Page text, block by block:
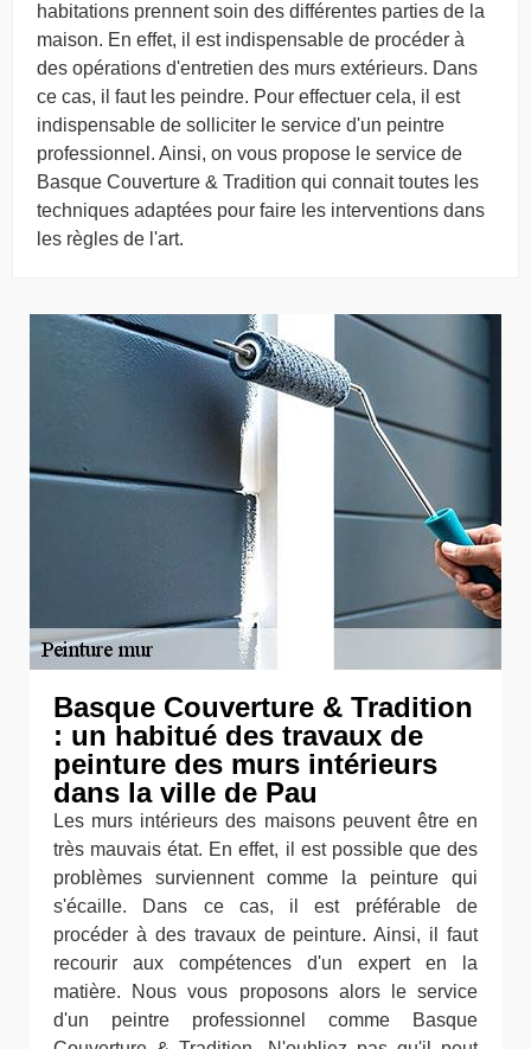
habitations prennent soin des différentes parties de la
maison. En effet, il est indispensable de procéder à
des opérations d'entretien des murs extérieurs. Dans
ce cas, il faut les peindre. Pour effectuer cela, il est
indispensable de solliciter le service d'un peintre
professionnel. Ainsi, on vous propose le service de
Basque Couverture & Tradition qui connait toutes les
techniques adaptées pour faire les interventions dans
les règles de l'art.
Basque Couverture & Tradition
: un habitué des travaux de
peinture des murs intérieurs
dans la ville de Pau
Les murs intérieurs des maisons peuvent être en
très mauvais état. En effet, il est possible que des
problèmes surviennent comme la peinture qui
s'écaille. Dans ce cas, il est préférable de
procéder à des travaux de peinture. Ainsi, il faut
recourir aux compétences d'un expert en la
matière. Nous vous proposons alors le service
d'un peintre professionnel comme Basque